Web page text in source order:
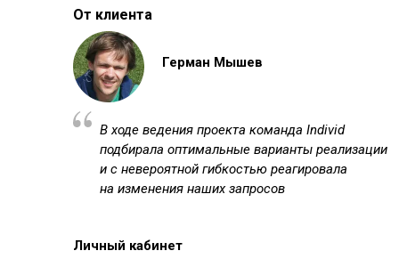
От клиента
Герман Мышев
В ходе ведения проекта команда Individ
подбирала оптимальные варианты реализации
и с невероятной гибкостью реагировала
на изменения наших запросов
Личный кабинет